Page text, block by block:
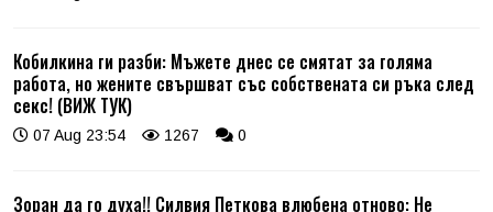
Кобилкина ги разби: Мъжете днес се смятат за голяма
работа, но жените свършват със собствената си ръка след
секс! (ВИЖ ТУК)
07 Aug 23:54 1267 0
Зоран да го духа!! Силвия Петкова влюбена отново: Не